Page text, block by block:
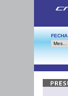
FECHA